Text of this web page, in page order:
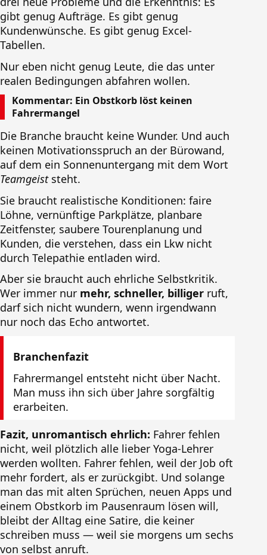
gibt genug Aufträge. Es gibt genug
Kundenwünsche. Es gibt genug Excel-
Tabellen.
Nur eben nicht genug Leute, die das unter
realen Bedingungen abfahren wollen.
Kommentar: Ein Obstkorb löst keinen
Fahrermangel
Die Branche braucht keine Wunder. Und auch
keinen Motivationsspruch an der Bürowand,
auf dem ein Sonnenuntergang mit dem Wort
Teamgeiststeht.
Sie braucht realistische Konditionen: faire
Löhne, vernünftige Parkplätze, planbare
Zeitfenster, saubere Tourenplanung und
Kunden, die verstehen, dass ein Lkw nicht
durch Telepathie entladen wird.
Aber sie braucht auch ehrliche Selbstkritik.
Wer immer nur mehr, schneller, billiger ruft,
darf sich nicht wundern, wenn irgendwann
nur noch das Echo antwortet.
Branchenfazit
Fahrermangel entsteht nicht über Nacht.
Man muss ihn sich über Jahre sorgfältig
erarbeiten.
Fazit, unromantisch ehrlich: Fahrer fehlen
nicht, weil plötzlich alle lieber Yoga-Lehrer
werden wollten. Fahrer fehlen, weil der Job oft
mehr fordert, als er zurückgibt. Und solange
man das mit alten Sprüchen, neuen Apps und
einem Obstkorb im Pausenraum lösen will,
bleibt der Alltag eine Satire, die keiner
schreiben muss — weil sie morgens um sechs
von selbst anruft.